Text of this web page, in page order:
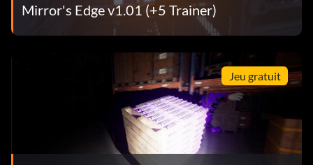
Mirror's Edge v1.01 (+5 Trainer)
Jeu gratuit